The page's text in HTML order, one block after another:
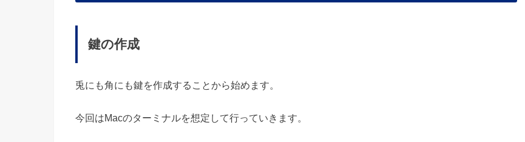
鍵の作成
兎にも角にも鍵を作成することから始めます。
今回はMacのターミナルを想定して行っていきます。